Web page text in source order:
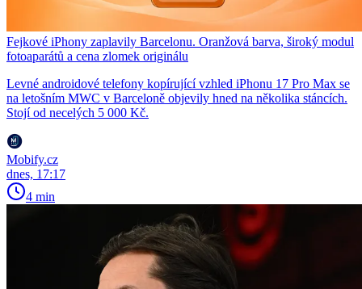
Fejkové iPhony zaplavily Barcelonu. Oranžová barva, široký modul
fotoaparátů a cena zlomek originálu
Levné androidové telefony kopírující vzhled iPhonu 17 Pro Max se
na letošním MWC v Barceloně objevily hned na několika stáncích.
Stojí od necelých 5 000 Kč.
Mobify.cz
dnes, 17:17
4 min